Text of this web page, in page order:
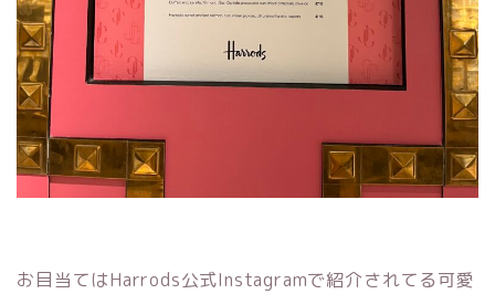
お目当てはHarrods公式Instagramで紹介されてる可愛